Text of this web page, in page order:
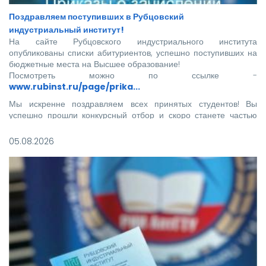
Поздравляем поступивших в Рубцовский
индустриальный институт!
На сайте Рубцовского индустриального института
опубликованы списки абитуриентов, успешно поступивших на
бюджетные места на Высшее образование!
Посмотреть можно по ссылке -
www.rubinst.ru/page/prika...
Мы искренне поздравляем всех принятых студентов! Вы
успешно прошли конкурсный отбор и скоро станете частью
05.08.2026